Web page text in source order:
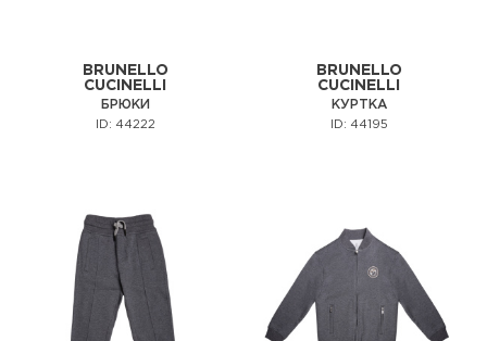
BRUNELLO
CUCINELLI
БРЮКИ
ID: 44222
BRUNELLO
CUCINELLI
КУРТКА
ID: 44195